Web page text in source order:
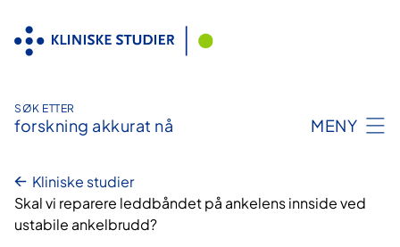
innhold
SØK ETTER
forskning akkurat nå MENY
Kliniske studier
Skal vi reparere leddbåndet på ankelens innside ved
ustabile ankelbrudd?